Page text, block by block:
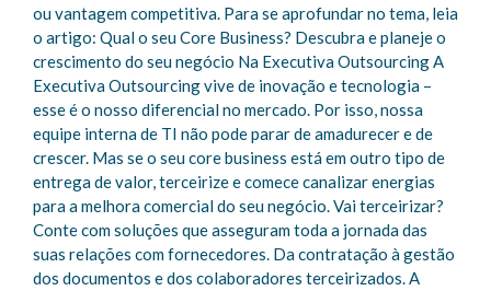
ou vantagem competitiva. Para se aprofundar no tema, leia
o artigo: Qual o seu Core Business? Descubra e planeje o
crescimento do seu negócio Na Executiva Outsourcing A
Executiva Outsourcing vive de inovação e tecnologia –
esse é o nosso diferencial no mercado. Por isso, nossa
equipe interna de TI não pode parar de amadurecer e de
crescer. Mas se o seu core business está em outro tipo de
entrega de valor, terceirize e comece canalizar energias
para a melhora comercial do seu negócio. Vai terceirizar?
Conte com soluções que asseguram toda a jornada das
suas relações com fornecedores. Da contratação à gestão
dos documentos e dos colaboradores terceirizados. A